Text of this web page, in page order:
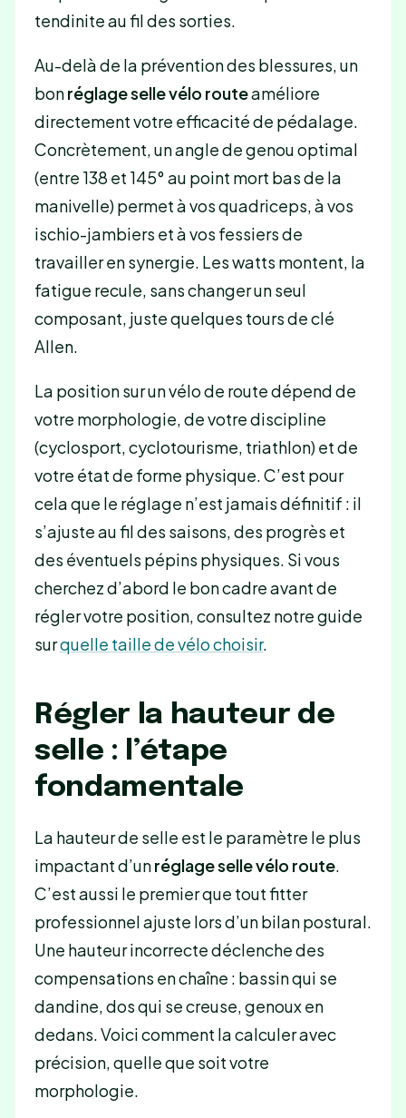
tendinite au fil des sorties.
Au-delà de la prévention des blessures, un
bonréglage selle vélo routeaméliore
directement votre efficacité de pédalage.
Concrètement, un angle de genou optimal
(entre 138 et 145° au point mort bas de la
manivelle) permet à vos quadriceps, à vos
ischio-jambiers et à vos fessiers de
travailler en synergie. Les watts montent, la
fatigue recule, sans changer un seul
composant, juste quelques tours de clé
Allen.
La position sur un vélo de route dépend de
votre morphologie, de votre discipline
(cyclosport, cyclotourisme, triathlon) et de
votre état de forme physique. C’est pour
cela que le réglage n’est jamais définitif : il
s’ajuste au fil des saisons, des progrès et
des éventuels pépins physiques. Si vous
cherchez d’abord le bon cadre avant de
régler votre position, consultez notre guide
surquelle taille de vélo choisir.
Régler la hauteur de
selle : l’étape
fondamentale
La hauteur de selle est le paramètre le plus
impactant d’unréglage selle vélo route.
C’est aussi le premier que tout fitter
professionnel ajuste lors d’un bilan postural.
Une hauteur incorrecte déclenche des
compensations en chaîne : bassin qui se
dandine, dos qui se creuse, genoux en
dedans. Voici comment la calculer avec
précision, quelle que soit votre
morphologie.